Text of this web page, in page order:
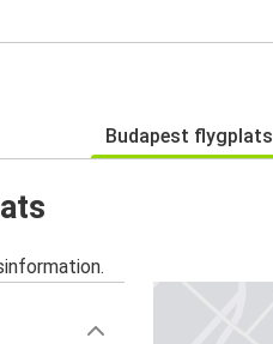
Budapest flygplats